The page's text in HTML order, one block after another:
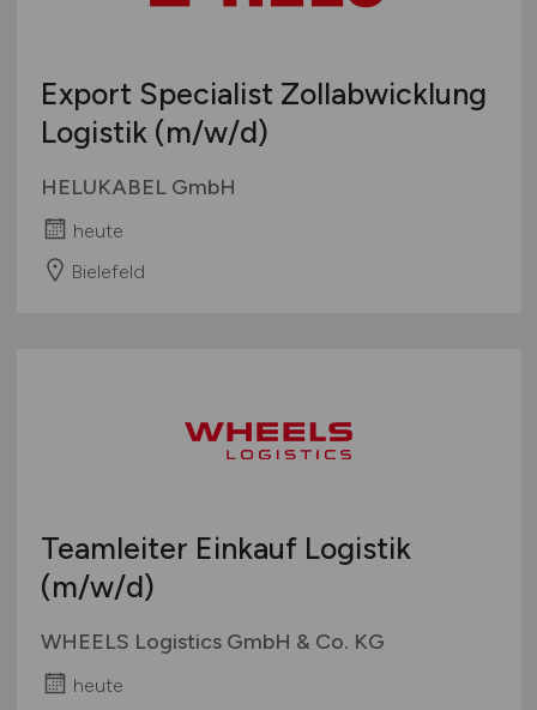
Export Specialist Zollabwicklung
Logistik (m/w/d)
HELUKABEL GmbH
heute
Bielefeld
Teamleiter Einkauf Logistik
(m/w/d)
WHEELS Logistics GmbH & Co. KG
heute